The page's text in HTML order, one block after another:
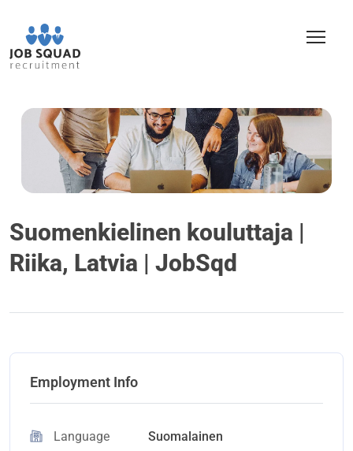
Suomenkielinen kouluttaja |
Riika, Latvia | JobSqd
Employment Info
Language
Suomalainen